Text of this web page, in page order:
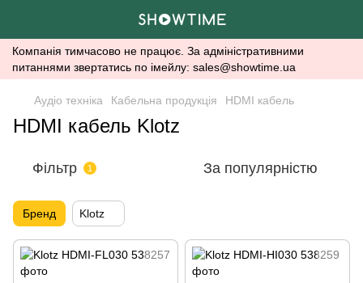
Компанія тимчасово не працює. За адміністративними
питаннями звертатись по імейлу: sales@showtime.ua
Аудіо техніка Кабельна продукція HDMI кабель
HDMI кабель Klotz
Фільтр 1 За популярністю
Бренд Klotz